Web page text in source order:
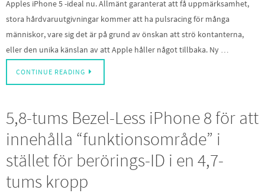
Apples iPhone 5 -ideal nu. Allmänt garanterat att få uppmärksamhet,
stora hårdvaruutgivningar kommer att ha pulsracing för många
människor, vare sig det är på grund av önskan att strö kontanterna,
eller den unika känslan av att Apple håller något tillbaka. Ny …
CONTINUE READING
5,8-tums Bezel-Less iPhone 8 för att
innehålla “funktionsområde” i
stället för berörings-ID i en 4,7-
tums kropp